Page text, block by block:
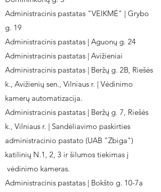
Administracinis pastatas "VEIKMĖ" | Grybo
g. 19
Administracinis pastatas | Aguonų g. 24
Administracinis pastatas | Avižieniai
Administracinis pastatas | Beržų g. 2B, Riešės
k., Avižienių sen., Vilniaus r. | Vėdinimo
kamerų automatizacija.
Administracinis pastatas | Beržų g. 7, Riešės
k., Vilniaus r. | Sandėliavimo paskirties
administracinio pastato (UAB "Zbiga")
katilinių N.1, 2, 3 ir šilumos tiekimas į
vėdinimo kameras.
Administracinis pastatas | Bokšto g. 10-7a